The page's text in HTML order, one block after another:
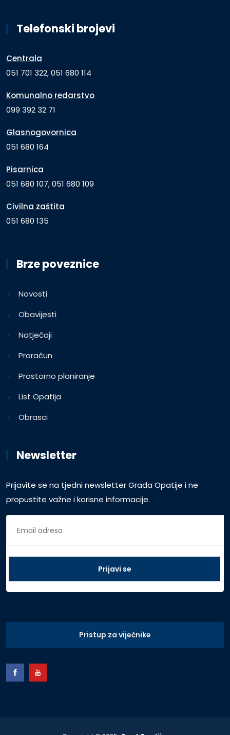
Telefonski brojevi
Centrala
051 701 322, 051 680 114
Komunalno redarstvo
099 392 32 71
Glasnogovornica
051 680 164
Pisarnica
051 680 107, 051 680 109
Civilna zaštita
051 680 135
Brze poveznice
Novosti
Obavijesti
Natječaji
Proračun
Prostorno planiranje
List Opatija
Obrasci
Newsletter
Prijavite se na tjedni newsletter Grada Opatije i ne
propustite važne i korisne informacije.
Pristup za vijećnike